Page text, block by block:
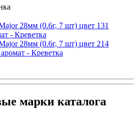
28мм (0.6г, 7 шт) цвет 131
- Креветка
28мм (0.6г, 7 шт) цвет 214
- Креветка
марки каталога